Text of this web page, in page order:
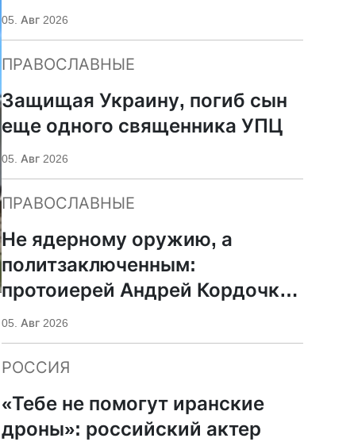
оружие
05. Авг 2026
ПРАВОСЛАВНЫЕ
Защищая Украину, погиб сын
еще одного священника УПЦ
05. Авг 2026
ПРАВОСЛАВНЫЕ
Не ядерному оружию, а
политзаключенным:
протоиерей Андрей Кордочкин
предложил иное
покровительство для
Серафима Саровского
05. Авг 2026
РОССИЯ
«Тебе не помогут иранские
дроны»: российский актер